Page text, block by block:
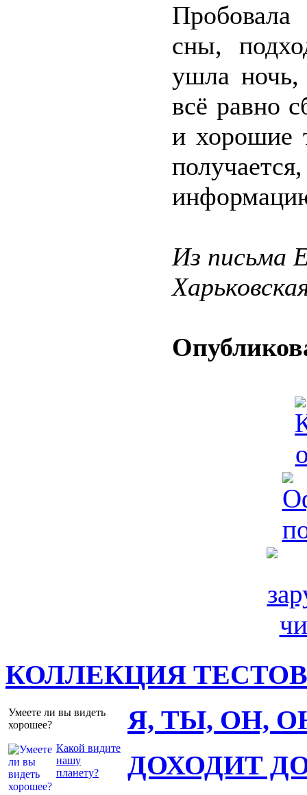
сны,
ушла ночь,
всё равно
и хорошие
Из письма
КОЛЛЕКЦИЯ ТЕСТОВ
Умеете ли вы видеть
хорошее?
Какой видите
нашу
планету?
Я, ТЫ, ОН,
ДОХОДИТ